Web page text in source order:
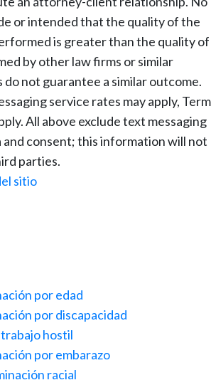
or intended that the quality of the
is greater than the quality of
by other law firms or similar
not guarantee a similar outcome.
service rates may apply,
All above exclude text messaging
consent; this information will not
parties.
sitio
por edad
por discapacidad
hostil
por embarazo
racial